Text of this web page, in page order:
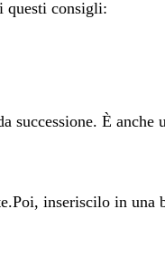
questi consigli:
successione. È anche
inseriscilo in una